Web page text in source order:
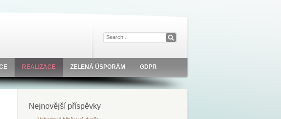
REALIZACE ZELENÁ ÚSPORÁM GDPR
Nejnovější příspěvky